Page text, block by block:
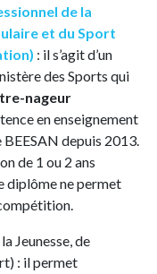
de la
et du Sport
: il s’agit d’un
des Sports qui
nageur
en enseignement
depuis 2013.
de 1 ou 2 ans
diplôme ne permet
Jeunesse, de
: il permet